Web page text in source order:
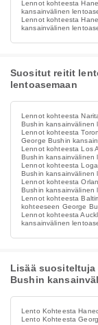
Lennot kohteesta
kansainvälinen
Lennot kohteesta
kansainvälinen
Suositut reitit
lentoasemaan
Lennot kohteesta
Bushin kansainvälinen
Lennot kohteesta
George Bushin
Lennot kohteesta Los
Bushin kansainvälinen
Lennot kohteesta
Bushin kansainvälinen
Lennot kohteesta
Bushin kansainvälinen
Lennot kohteesta
kohteeseen George
Lennot kohteesta
kansainvälinen
Lisää suositeltuja
Bushin
Lento Kohteesta
Lento Kohteesta